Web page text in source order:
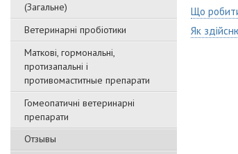
(Загальне)
Ветеринарні пробіотики
Маткові, гормональні,
протизапальні і
противомаститные препарати
Гомеопатичні ветеринарні
препарати
Отзывы
Що
Як